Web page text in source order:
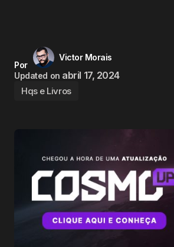
Por
Victor Morais
Updated on abril 17, 2024
Hqs e Livros